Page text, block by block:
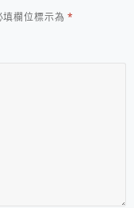
填欄位標示為*